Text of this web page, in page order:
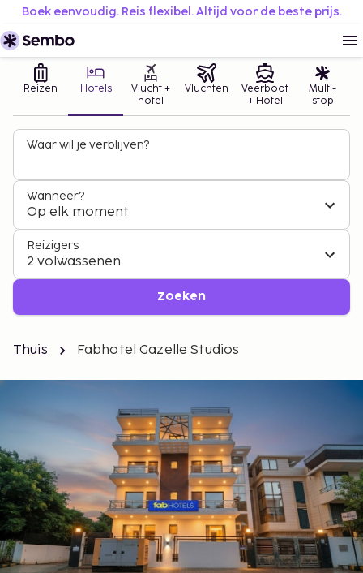
Boek eenvoudig. Reis flexibel. Altijd voor de beste prijs.
Reizen Hotels
Vlucht +
hotel
Vluchten
Veerboot
+ Hotel
Multi-
stop
Waar wil je verblijven?
Wanneer?
Op elk moment
Reizigers
2 volwassenen
Zoeken
Thuis Fabhotel Gazelle Studios